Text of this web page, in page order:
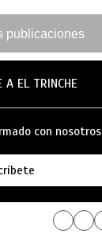
publicaciones
A EL TRINCHE
con nosotros